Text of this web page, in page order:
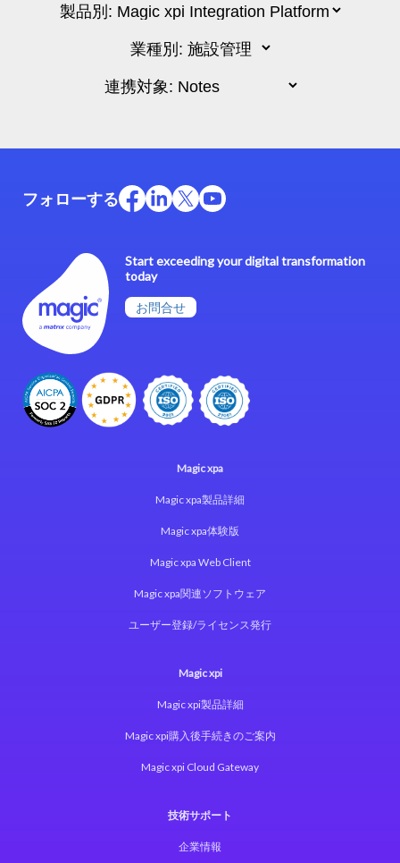
Start exceeding your digital transformation
today
お問合せ
フォローする
Magic xpa
Magic xpa製品詳細
Magic xpa体験版
Magic xpa Web Client
Magic xpa関連ソフトウェア
ユーザー登録/ライセンス発行
Magic xpi
Magic xpi製品詳細
Magic xpi購入後手続きのご案内
Magic xpi Cloud Gateway
技術サポート
企業情報